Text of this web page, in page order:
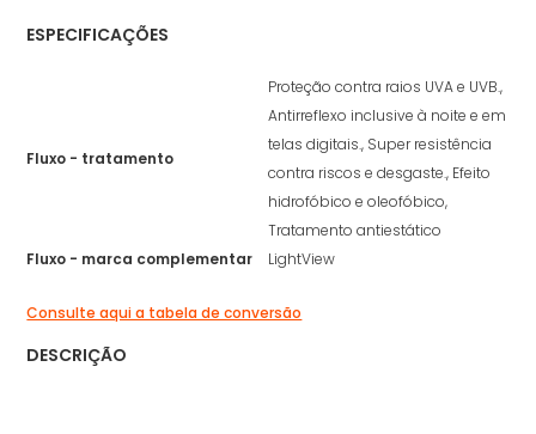
ESPECIFICAÇÕES
Fluxo - tratamento
Proteção contra raios UVA e UVB.,
Antirreflexo inclusive à noite e em
telas digitais., Super resistência
contra riscos e desgaste., Efeito
hidrofóbico e oleofóbico,
Tratamento antiestático
Fluxo - marca complementar
LightView
Consulte aqui a tabela de conversão
DESCRIÇÃO